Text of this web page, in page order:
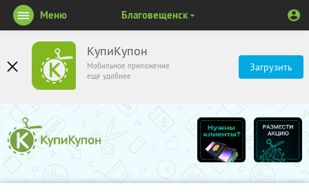
КупиКупон
Мобильное приложение
ещё удобнее
Загрузить
Меню Благовещенск